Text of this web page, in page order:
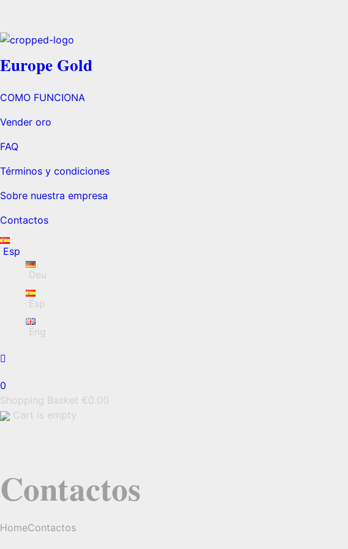
Europe Gold
COMO FUNCIONA
Vender oro
FAQ
Términos y condiciones
Sobre nuestra empresa
Contactos
Esp
Deu
Esp
Eng
0
Shopping Basket €0.00
Cart is empty
HomeContactos
Contactos